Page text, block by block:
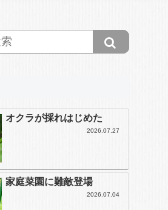
オクラが採れはじめた
2026.07.27
家庭菜園に難敵登場
2026.07.04